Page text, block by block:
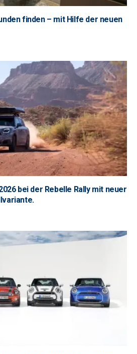
finden – mit Hilfe der neuen
bei der Rebelle Rally mit neuer